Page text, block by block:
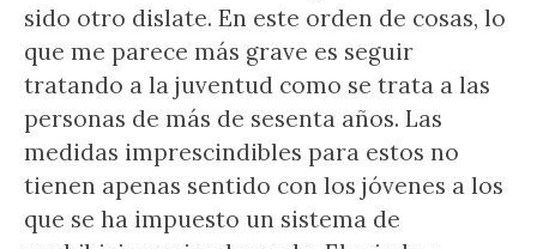
sido otro dislate. En este orden de cosas, lo
que me parece más grave es seguir
tratando a la juventud como se trata a las
personas de más de sesenta años. Las
medidas imprescindibles para estos no
tienen apenas sentido con los jóvenes a los
que se ha impuesto un sistema de